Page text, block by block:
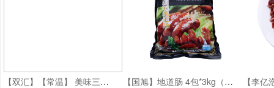
【双汇】【常温】 美味三文治香肠 1.8kg*4个 7.2kg
【国旭】地道肠 4包*3kg（60g*50个/包）12kg 含肉量80%